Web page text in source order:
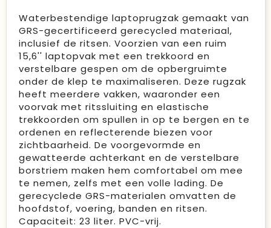
Waterbestendige laptoprugzak gemaakt van
GRS-gecertificeerd gerecycled materiaal,
inclusief de ritsen. Voorzien van een ruim
15,6'' laptopvak met een trekkoord en
verstelbare gespen om de opbergruimte
onder de klep te maximaliseren. Deze rugzak
heeft meerdere vakken, waaronder een
voorvak met ritssluiting en elastische
trekkoorden om spullen in op te bergen en te
ordenen en reflecterende biezen voor
zichtbaarheid. De voorgevormde en
gewatteerde achterkant en de verstelbare
borstriem maken hem comfortabel om mee
te nemen, zelfs met een volle lading. De
gerecyclede GRS-materialen omvatten de
hoofdstof, voering, banden en ritsen.
Capaciteit: 23 liter. PVC-vrij.